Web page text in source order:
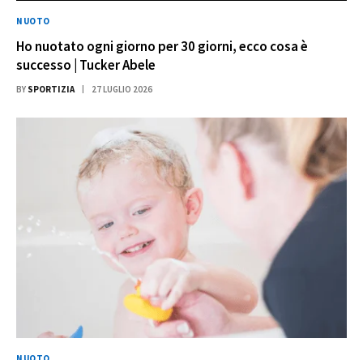
NUOTO
Ho nuotato ogni giorno per 30 giorni, ecco cosa è
successo | Tucker Abele
BY SPORTIZIA 27 LUGLIO 2026